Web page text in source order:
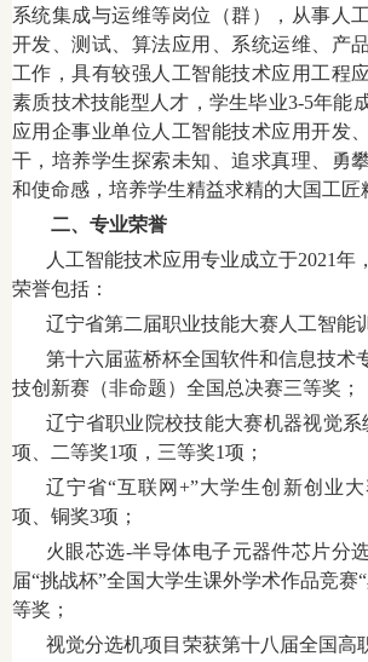
系统集成与运维等岗位（群），从事人
开发、测试、算法应用、系统运维、产
工作，具有较强人工智能技术应用工程
素质技术技能型人才，学生毕业3-5年能
应用企事业单位人工智能技术应用开发
干，培养学生探索未知、追求真理、勇
和使命感，培养学生精益求精的大国工匠
二、专业荣誉
人工智能技术应用专业成立于2021年
荣誉包括：
辽宁省第二届职业技能大赛人工智能
第十六届蓝桥杯全国软件和信息技术
技创新赛（非命题）全国总决赛三等奖；
辽宁省职业院校技能大赛机器视觉系
项、二等奖1项，三等奖1项；
辽宁省“互联网+”大学生创新创业
项、铜奖3项；
火眼芯选-半导体电子元器件芯片分
届“挑战杯”全国大学生课外学术作品竞赛
等奖；
视觉分选机项目荣获第十八届全国高